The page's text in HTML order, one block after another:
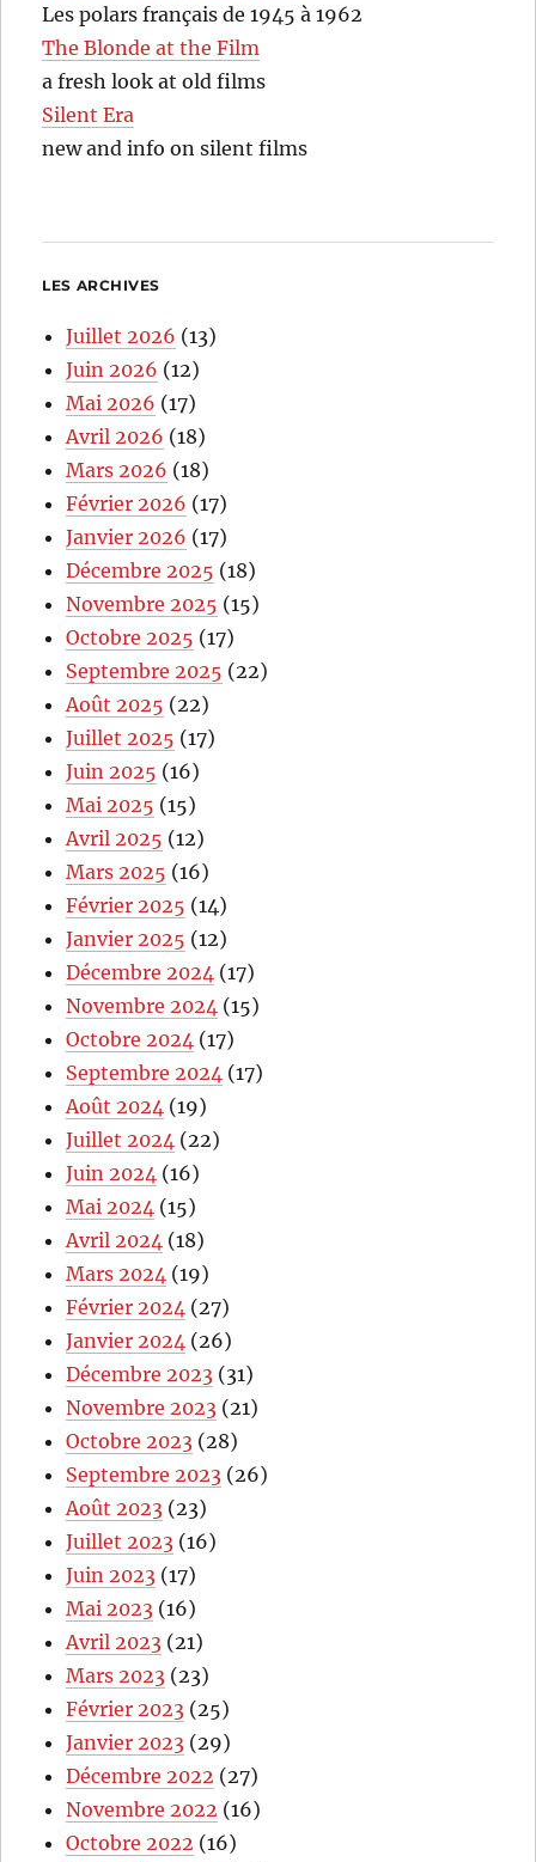
Les polars français de 1945 à 1962
The Blonde at the Film
a fresh look at old films
Silent Era
new and info on silent films
LES ARCHIVES
Juillet 2026 (13)
Juin 2026 (12)
Mai 2026 (17)
Avril 2026 (18)
Mars 2026 (18)
Février 2026 (17)
Janvier 2026 (17)
Décembre 2025 (18)
Novembre 2025 (15)
Octobre 2025 (17)
Septembre 2025 (22)
Août 2025 (22)
Juillet 2025 (17)
Juin 2025 (16)
Mai 2025 (15)
Avril 2025 (12)
Mars 2025 (16)
Février 2025 (14)
Janvier 2025 (12)
Décembre 2024 (17)
Novembre 2024 (15)
Octobre 2024 (17)
Septembre 2024 (17)
Août 2024 (19)
Juillet 2024 (22)
Juin 2024 (16)
Mai 2024 (15)
Avril 2024 (18)
Mars 2024 (19)
Février 2024 (27)
Janvier 2024 (26)
Décembre 2023 (31)
Novembre 2023 (21)
Octobre 2023 (28)
Septembre 2023 (26)
Août 2023 (23)
Juillet 2023 (16)
Juin 2023 (17)
Mai 2023 (16)
Avril 2023 (21)
Mars 2023 (23)
Février 2023 (25)
Janvier 2023 (29)
Décembre 2022 (27)
Novembre 2022 (16)
Octobre 2022 (16)